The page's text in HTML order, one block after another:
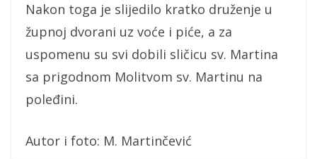
Nakon toga je slijedilo kratko druženje u
župnoj dvorani uz voće i piće, a za
uspomenu su svi dobili sličicu sv. Martina
sa prigodnom Molitvom sv. Martinu na
poleđini.
Autor i foto: M. Martinčević